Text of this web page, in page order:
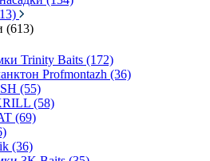
(613)
Trinity Baits (172)
Profmontazh (36)
(55)
(58)
(69)
(36)